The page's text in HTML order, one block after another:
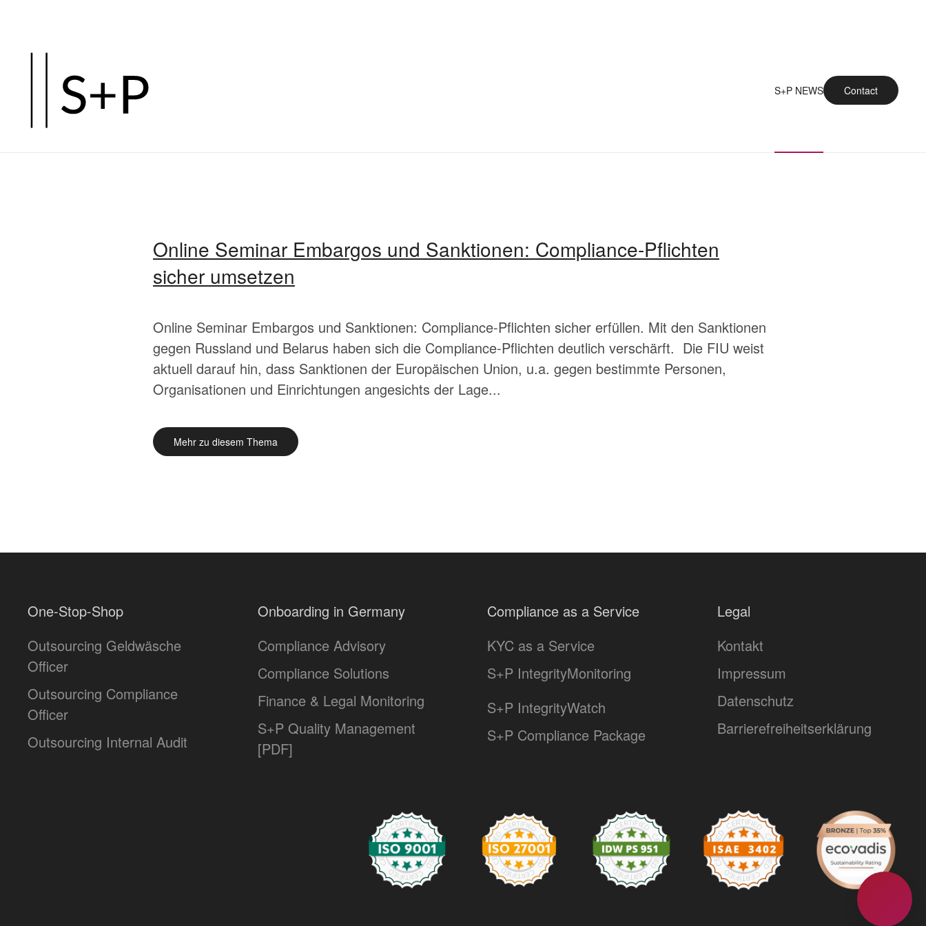
springen
S+P NEWS Contact
Online Seminar Embargos und Sanktionen: Compliance-Pflichten
sicher umsetzen
Online Seminar Embargos und Sanktionen: Compliance-Pflichten sicher erfüllen. Mit den Sanktionen
gegen Russland und Belarus haben sich die Compliance-Pflichten deutlich verschärft. Die FIU weist
aktuell darauf hin, dass Sanktionen der Europäischen Union, u.a. gegen bestimmte Personen,
Organisationen und Einrichtungen angesichts der Lage...
Mehr zu diesem Thema
One-Stop-Shop
Outsourcing Geldwäsche
Officer
Outsourcing Compliance
Officer
Outsourcing Internal Audit
Onboarding in Germany
Compliance Advisory
Compliance Solutions
Finance & Legal Monitoring
S+P Quality Management
[PDF]
Compliance as a Service
KYC as a Service
S+P IntegrityMonitoring
S+P IntegrityWatch
S+P Compliance Package
Legal
Kontakt
Impressum
Datenschutz
Barrierefreiheitserklärung